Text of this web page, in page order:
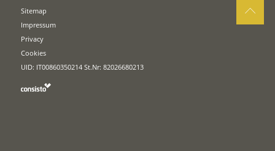
Sitemap
Impressum
Privacy
Cookies
UID: IT00860350214 St.Nr: 82026680213